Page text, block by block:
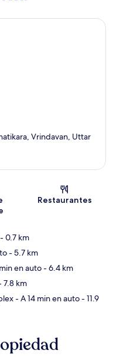
Vrindavan, Uttar
Restaurantes
- 0.7 km
- 5.7 km
en auto- 6.4 km
7.8 km
- A 14 min en auto- 11.9